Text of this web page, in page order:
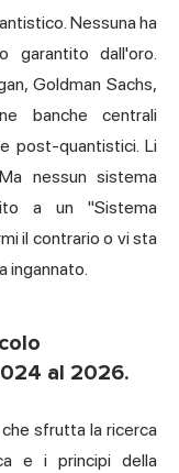
Nessuna ha
garantito dall'oro.
Goldman Sachs,
banche centrali
post-quantistici. Li
nessun sistema
a un "Sistema
il contrario o vi sta
ingannato.
al 2026.
sfrutta la ricerca
e i principi della